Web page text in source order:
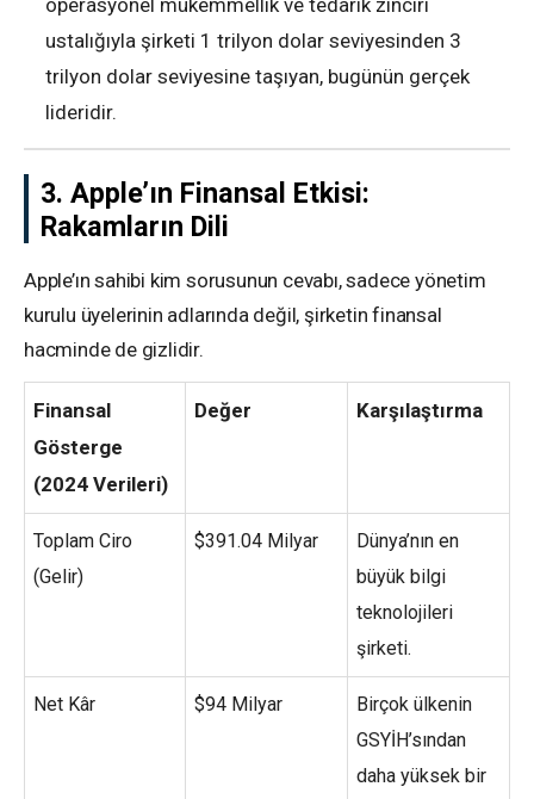
operasyonel mükemmellik ve tedarik zinciri
ustalığıyla şirketi 1 trilyon dolar seviyesinden 3
trilyon dolar seviyesine taşıyan, bugünün gerçek
lideridir.
3. Apple’ın Finansal Etkisi:
Rakamların Dili
Apple’ın sahibi kim sorusunun cevabı, sadece yönetim
kurulu üyelerinin adlarında değil, şirketin finansal
hacminde de gizlidir.
Finansal
Gösterge
(2024 Verileri)
Değer Karşılaştırma
Toplam Ciro
(Gelir)
$391.04 Milyar
Dünya’nın en
büyük bilgi
teknolojileri
şirketi.
Net Kâr $94 Milyar
Birçok ülkenin
GSYİH’sından
daha yüksek bir